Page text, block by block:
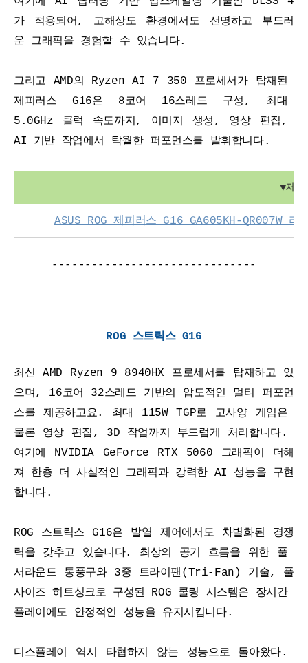
가 적용되어, 고해상도 환경에서도 선명하고 부드러
운 그래픽을 경험할 수 있습니다.
그리고 AMD의 Ryzen AI 7 350 프로세서가 탑재된
제피러스 G16은 8코어 16스레드 구성, 최대
5.0GHz 클럭 속도까지, 이미지 생성, 영상 편집,
AI 기반 작업에서 탁월한 퍼포먼스를 발휘합니다.
▼제
ASUS ROG 제피러스 G16 GA605KH-QR007W
-------------------------------
ROG 스트릭스 G16
최신 AMD Ryzen 9 8940HX 프로세서를 탑재하고 있
으며, 16코어 32스레드 기반의 압도적인 멀티 퍼포먼
스를 제공하고요. 최대 115W TGP로 고사양 게임은
물론 영상 편집, 3D 작업까지 부드럽게 처리합니다.
여기에 NVIDIA GeForce RTX 5060 그래픽이 더해
져 한층 더 사실적인 그래픽과 강력한 AI 성능을 구현
합니다.
ROG 스트릭스 G16은 발열 제어에서도 차별화된 경쟁
력을 갖추고 있습니다. 최상의 공기 흐름을 위한 풀
서라운드 통풍구와 3중 트라이팬(Tri-Fan) 기술, 풀
사이즈 히트싱크로 구성된 ROG 쿨링 시스템은 장시간
플레이에도 안정적인 성능을 유지시킵니다.
디스플레이 역시 타협하지 않는 성능으로 돌아왔다.